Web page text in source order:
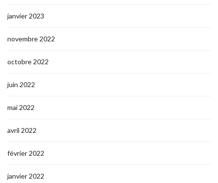
janvier 2023
novembre 2022
octobre 2022
juin 2022
mai 2022
avril 2022
février 2022
janvier 2022